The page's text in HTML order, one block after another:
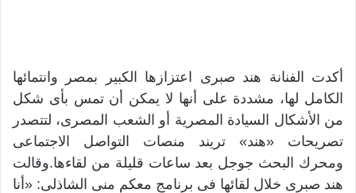
أكدت الفنانة هند صبرى اعتزازها الكبير بمصر وانتمائها
الكامل لها، مشددة على أنها لا يمكن أن تمس بأى شكل
من الأشكال السيادة المصرية أو الشعب المصرى، لتتصدر
تصريحات «هند» تريند منصات التواصل الاجتماعى
ومحرك البحث جوجل بعد ساعات قليلة من لقاءها.وقالت
هند صبرى خلال لقائها فى برنامج معكم منى الشاذلى: «أنا